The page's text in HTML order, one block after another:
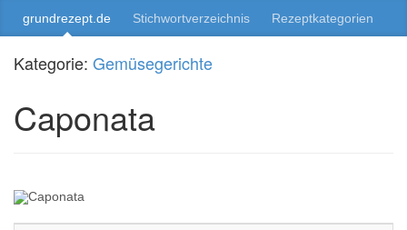
grundrezept.de Stichwortverzeichnis Rezeptkategorien
Kategorie: Gemüsegerichte
Caponata